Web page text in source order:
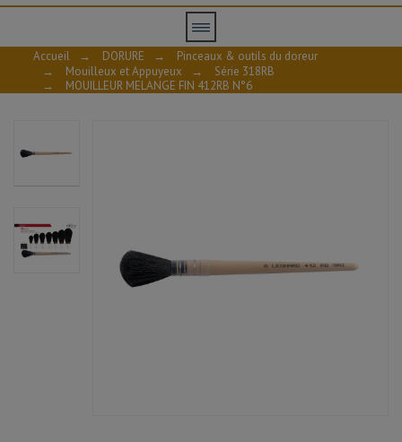
Accueil → DORURE →
Pinceaux & outils du doreur
→
Mouilleux et Appuyeux →
Série 318RB
→
MOUILLEUR MELANGE FIN 412RB N°6